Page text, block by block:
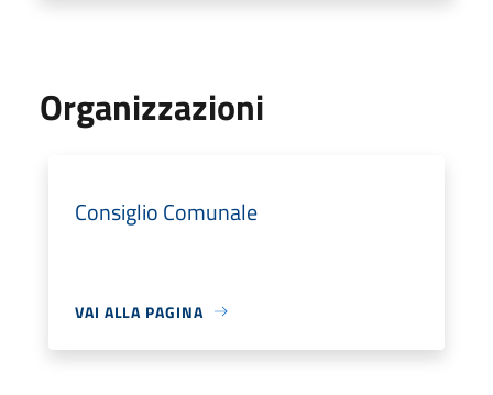
Organizzazioni
Consiglio Comunale
VAI ALLA PAGINA